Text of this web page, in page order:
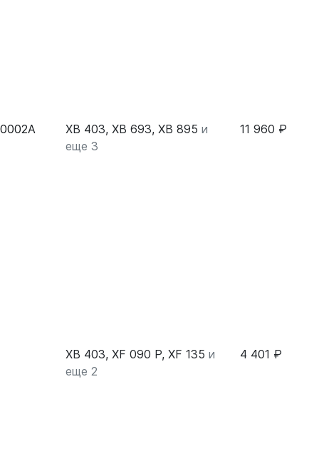
XB 403, XB 693, XB 895 и
еще 3
11 960 ₽
XB 403, XF 090 P, XF 135 и
еще 2
4 401 ₽